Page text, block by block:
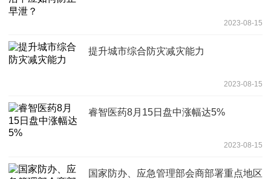
2023-08-15
提升城市综合防灾减灾能力
2023-08-15
睿智医药8月15日盘中涨幅达5%
2023-08-15
国家防办、应急管理部会商部署重点地区